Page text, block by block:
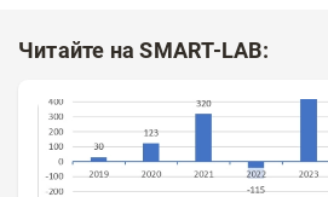
Читайте на SMART-LAB: